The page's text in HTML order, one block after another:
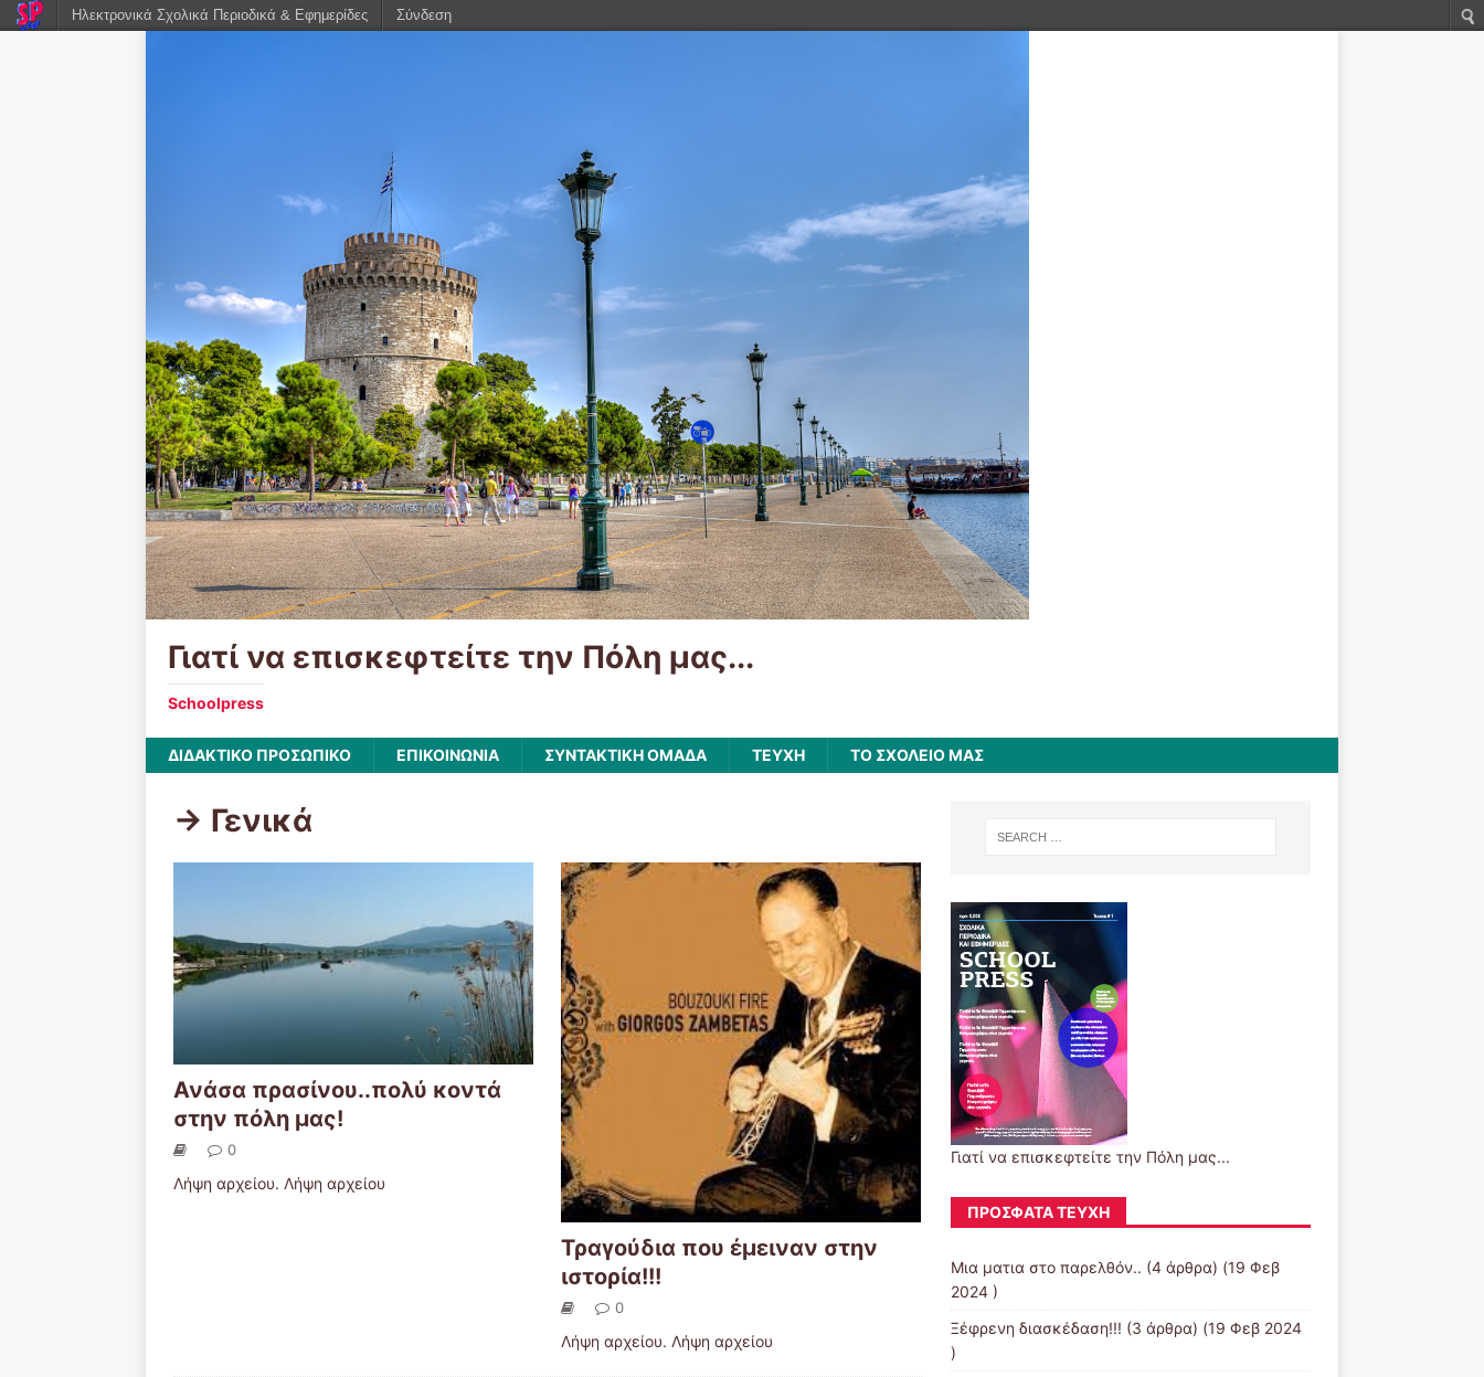
Γιατί να επισκεφτείτε την Πόλη μας...
Schoolpress
ΔΙΔΑΚΤΙΚΟ ΠΡΟΣΩΠΙΚΟ ΕΠΙΚΟΙΝΩΝΙΑ ΣΥΝΤΑΚΤΙΚΗ ΟΜΑΔΑ ΤΕΥΧΗ ΤΟ ΣΧΟΛΕΙΟ ΜΑΣ
-> Γενικά
Ανάσα πρασίνου..πολύ κοντά
στην πόλη μας!
0
Λήψη αρχείου. Λήψη αρχείου
Τραγούδια που έμειναν στην
ιστορία!!!
0
Λήψη αρχείου. Λήψη αρχείου
Γιατί να επισκεφτείτε την Πόλη μας...
ΠΡΌΣΦΑΤΑ ΤΕΎΧΗ
Μια ματια στο παρελθόν.. (4 άρθρα) (19 Φεβ
2024 )
Ξέφρενη διασκέδαση!!! (3 άρθρα) (19 Φεβ 2024
)
Ηλεκτρονικά Σχολικά Περιοδικά & Εφημερίδες Σύνδεση